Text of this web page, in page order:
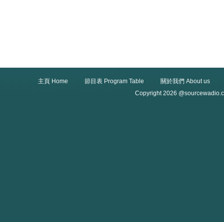
主頁 Home 節目表 Program Table
關於我們 About us
Copyright 2026